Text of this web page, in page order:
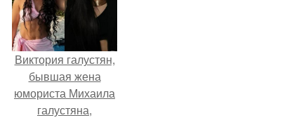
Виктория галустян,
бывшая жена
юмориста Михаила
галустяна,